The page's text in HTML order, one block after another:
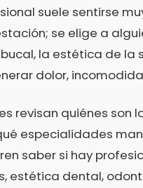
suele sentirse
se elige a
la estética de la
dolor,
revisan quiénes son
especialidades
saber si hay
estética dental,